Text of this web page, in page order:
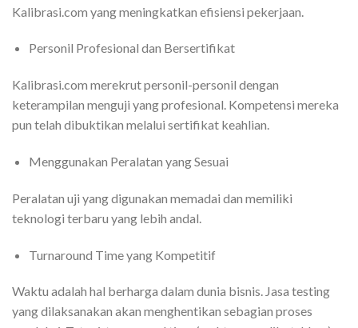
Kalibrasi.com yang meningkatkan efisiensi pekerjaan.
Personil Profesional dan Bersertifikat
Kalibrasi.com merekrut personil-personil dengan
keterampilan menguji yang profesional. Kompetensi mereka
pun telah dibuktikan melalui sertifikat keahlian.
Menggunakan Peralatan yang Sesuai
Peralatan uji yang digunakan memadai dan memiliki
teknologi terbaru yang lebih andal.
Turnaround Time yang Kompetitif
Waktu adalah hal berharga dalam dunia bisnis. Jasa testing
yang dilaksanakan akan menghentikan sebagian proses